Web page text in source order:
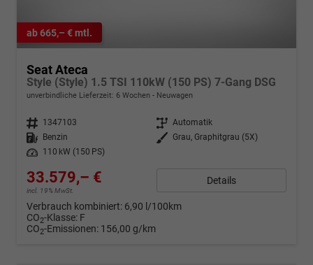
ab 665,– € mtl.
Seat Ateca
Style (Style) 1.5 TSI 110kW (150 PS) 7-Gang DSG
unverbindliche Lieferzeit: 6 Wochen Neuwagen
Fahrzeugnr. 1347103 Getriebe Automatik
Kraftstoff
Benzin Außenfarbe
Grau, Graphitgrau (5X)
Leistung
110 kW (150 PS)
33.579,– €
incl. 19% MwSt.
Details
Verbrauch kombiniert: 6,90 l/100km
CO2-Klasse: F
CO2-Emissionen: 156,00 g/km